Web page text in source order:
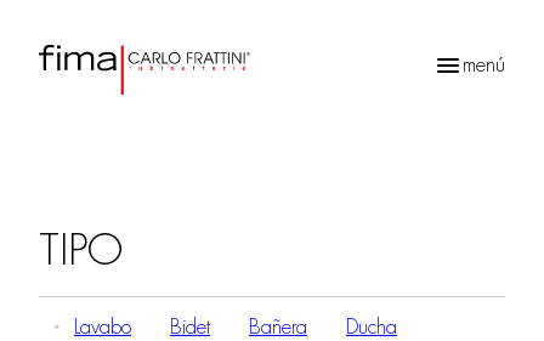
menú
TIPO
Lavabo Bidet Bañera Ducha